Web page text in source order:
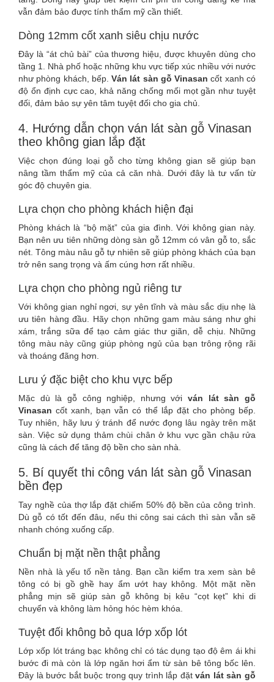
vẫn đảm bảo được tính thẩm mỹ cần thiết.
Dòng 12mm cốt xanh siêu chịu nước
Đây là “át chủ bài” của thương hiệu, được khuyên dùng cho
tầng 1. Nhà phố hoặc những khu vực tiếp xúc nhiều với nước
như phòng khách, bếp.Ván lát sàn gỗ Vinasan cốt xanh có
độ ổn định cực cao, khả năng chống mối mọt gần như tuyệt
đối, đảm bảo sự yên tâm tuyệt đối cho gia chủ.
4. Hướng dẫn chọn ván lát sàn gỗ Vinasan
theo không gian lắp đặt
Việc chọn đúng loại gỗ cho từng không gian sẽ giúp bạn
nâng tầm thẩm mỹ của cả căn nhà. Dưới đây là tư vấn từ
góc độ chuyên gia.
Lựa chọn cho phòng khách hiện đại
Phòng khách là “bộ mặt” của gia đình. Với không gian này.
Bạn nên ưu tiên những dòng sàn gỗ 12mm có vân gỗ to, sắc
nét. Tông màu nâu gỗ tự nhiên sẽ giúp phòng khách của bạn
trở nên sang trọng và ấm cúng hơn rất nhiều.
Lựa chọn cho phòng ngủ riêng tư
Với không gian nghỉ ngơi, sự yên tĩnh và màu sắc dịu nhẹ là
ưu tiên hàng đầu. Hãy chọn những gam màu sáng như ghi
xám, trắng sữa để tạo cảm giác thư giãn, dễ chịu. Những
tông màu này cũng giúp phòng ngủ của bạn trông rộng rãi
và thoáng đãng hơn.
Lưu ý đặc biệt cho khu vực bếp
Mặc dù là gỗ công nghiệp, nhưng vớiván lát sàn gỗ
Vinasan cốt xanh, bạn vẫn có thể lắp đặt cho phòng bếp.
Tuy nhiên, hãy lưu ý tránh để nước đọng lâu ngày trên mặt
sàn. Việc sử dụng thảm chùi chân ở khu vực gần chậu rửa
cũng là cách để tăng độ bền cho sàn nhà.
5. Bí quyết thi công ván lát sàn gỗ Vinasan
bền đẹp
Tay nghề của thợ lắp đặt chiếm 50% độ bền của công trình.
Dù gỗ có tốt đến đâu, nếu thi công sai cách thì sàn vẫn sẽ
nhanh chóng xuống cấp.
Chuẩn bị mặt nền thật phẳng
Nền nhà là yếu tố nền tảng. Bạn cần kiểm tra xem sàn bê
tông có bị gồ ghề hay ẩm ướt hay không. Một mặt nền
phẳng mịn sẽ giúp sàn gỗ không bị kêu “cọt kẹt” khi di
chuyển và không làm hỏng hóc hèm khóa.
Tuyệt đối không bỏ qua lớp xốp lót
Lớp xốp lót tráng bạc không chỉ có tác dụng tạo độ êm ái khi
bước đi mà còn là lớp ngăn hơi ẩm từ sàn bê tông bốc lên.
Đây là bước bắt buộc trong quy trình lắp đặtván lát sàn gỗ